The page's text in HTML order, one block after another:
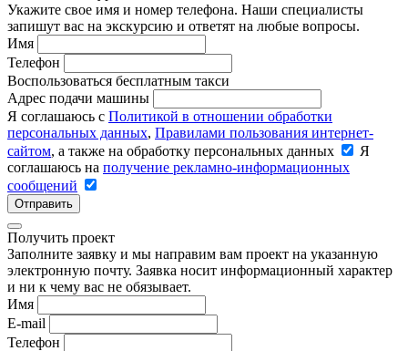
Укажите свое имя и номер телефона. Наши специалисты
запишут вас на экскурсию и ответят на любые вопросы.
Имя
Телефон
Воспользоваться бесплатным такси
Адрес подачи машины
Я соглашаюсь с Политикой в отношении обработки
персональных данных, Правилами пользования интернет-
сайтом, а также на обработку персональных данных
Я
соглашаюсь на получение рекламно-информационных
сообщений
Отправить
Получить проект
Заполните заявку и мы направим вам проект на указанную
электронную почту. Заявка носит информационный характер
и ни к чему вас не обязывает.
Имя
E-mail
Телефон